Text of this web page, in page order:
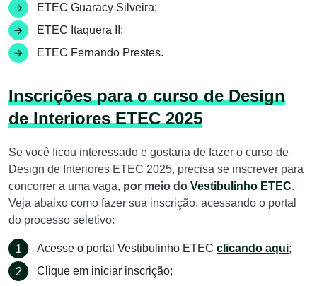
ETEC Guaracy Silveira;
ETEC Itaquera II;
ETEC Fernando Prestes.
Inscrições para o curso de Design
de Interiores ETEC 2025
Se você ficou interessado e gostaria de fazer o curso de
Design de Interiores ETEC 2025, precisa se inscrever para
concorrer a uma vaga, por meio do Vestibulinho ETEC.
Veja abaixo como fazer sua inscrição, acessando o portal
do processo seletivo:
Acesse o portal Vestibulinho ETEC clicando aqui;
Clique em iniciar inscrição;